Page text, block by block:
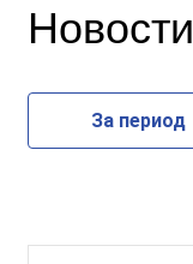
Новости
За период